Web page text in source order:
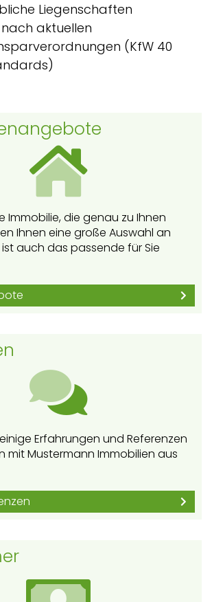
Liegenschaften
nach aktuellen
(KfW 40
Immobilie, die genau zu Ihnen
Ihnen eine große Auswahl an
auch das passende für Sie
Erfahrungen und Referenzen
mit Mustermann Immobilien aus